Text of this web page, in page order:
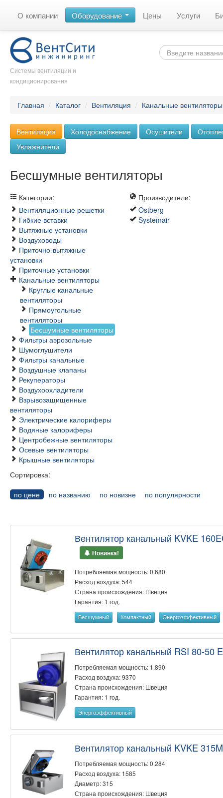
О компании Оборудование Цены Услуги
Системы вентиляции и
кондиционирования
Главная / Каталог / Вентиляция / Канальные вентиляторы
Вентиляция Холодоснабжение Осушители
Увлажнители
Бесшумные вентиляторы
Категории:
Вентиляционные решетки
Гибкие вставки
Вытяжные установки
Воздуховоды
Приточно-вытяжные
установки
Приточные установки
Канальные вентиляторы
Круглые канальные
вентиляторы
Прямоугольные
вентиляторы
Бесшумные вентиляторы
Фильтры аэрозольные
Шумоглушители
Фильтры канальные
Воздушные клапаны
Рекуператоры
Воздухоохладители
Взрывозащищенные
вентиляторы
Электрические калориферы
Водяные калориферы
Центробежные вентиляторы
Осевые вентиляторы
Крышные вентиляторы
Производители:
Ostberg
Systemair
Сортировка:
по цене
по названию по новизне по популярности
Вентилятор канальный KVKE
Новинка!
Потребляемая мощность: 0.680
Расход воздуха: 544
Страна происхождения: Швеция
Гарантия: 1 год.
Бесшумный Компактный Энергоэффективный
Вентилятор канальный RSI 80-50
Потребляемая мощность: 1.890
Расход воздуха: 9370
Страна происхождения: Швеция
Гарантия: 1 год.
Энергоэффективный
Вентилятор канальный KVKE 315M
Потребляемая мощность: 0.284
Расход воздуха: 1585
Диаметр: 315
Страна происхождения: Швеция